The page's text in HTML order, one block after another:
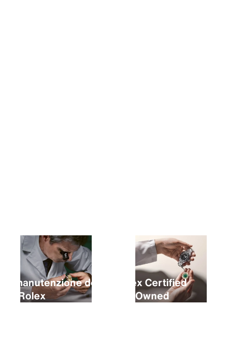
La manutenzione del
tuo Rolex
Rolex Certified
Pre‑Owned